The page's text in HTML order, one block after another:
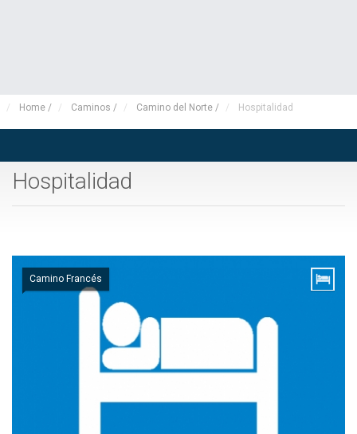
Home / Caminos / Camino del Norte / Hospitalidad
Hospitalidad
Camino Francés